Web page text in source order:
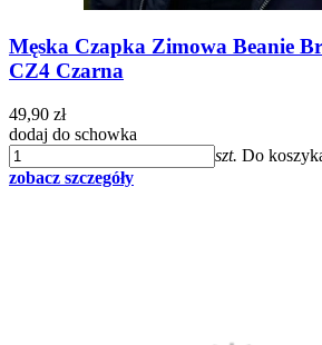
Męska Czapka Zimowa Beanie
CZ4 Czarna
49,90 zł
dodaj do schowka
szt. Do
zobacz szczegóły